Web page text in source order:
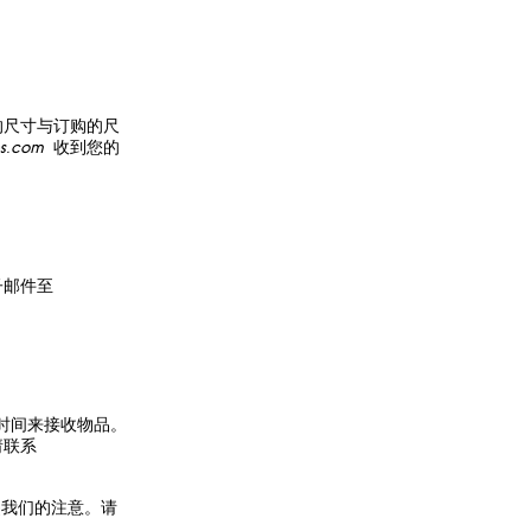
寸与订购的尺
收到您的
件至
间来接收物品。
联系
们的注意。请